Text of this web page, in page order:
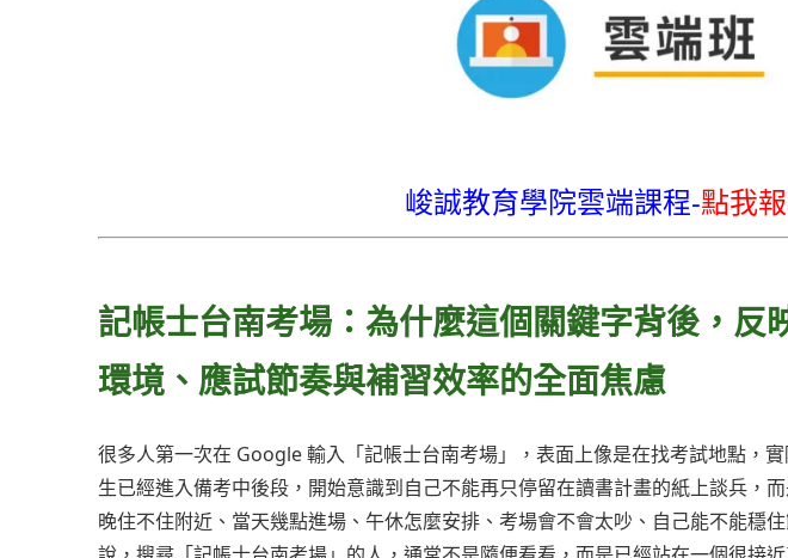
峻誠教育學院雲端課程-點我
記帳士台南考場：為什麼這個關鍵字背後，反
環境、應試節奏與補習效率的全面焦慮
很多人第一次在 Google 輸入「記帳士台南考場」，表面上像是在找考試地點，
生已經進入備考中後段，開始意識到自己不能再只停留在讀書計畫的紙上談兵，
晚住不住附近、當天幾點進場、午休怎麼安排、考場會不會太吵、自己能不能穩